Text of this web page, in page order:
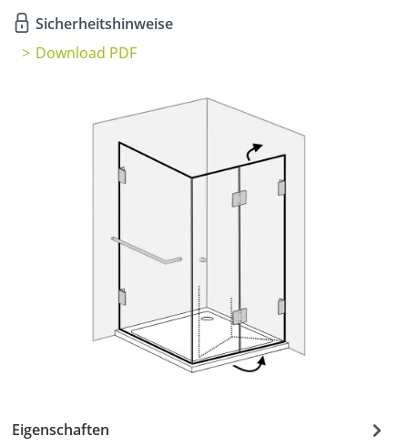
Sicherheitshinweise
Download PDF
Eigenschaften